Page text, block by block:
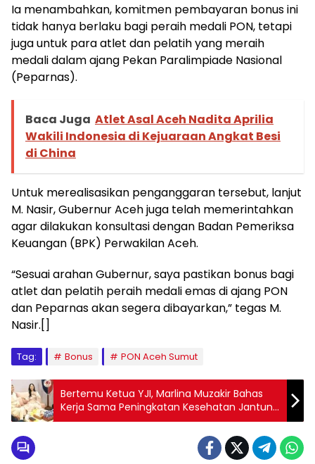
Ia menambahkan, komitmen pembayaran bonus ini
tidak hanya berlaku bagi peraih medali PON, tetapi
juga untuk para atlet dan pelatih yang meraih
medali dalam ajang Pekan Paralimpiade Nasional
(Peparnas).
Baca Juga Atlet Asal Aceh Nadita Aprilia
Wakili Indonesia di Kejuaraan Angkat Besi
di China
Untuk merealisasikan penganggaran tersebut, lanjut
M. Nasir, Gubernur Aceh juga telah memerintahkan
agar dilakukan konsultasi dengan Badan Pemeriksa
Keuangan (BPK) Perwakilan Aceh.
“Sesuai arahan Gubernur, saya pastikan bonus bagi
atlet dan pelatih peraih medali emas di ajang PON
dan Peparnas akan segera dibayarkan,” tegas M.
Nasir.[]
Tag: Bonus PON Aceh Sumut
Bertemu Ketua YJI, Marlina Muzakir Bahas
Kerja Sama Peningkatan Kesehatan Jantung
Bagi Remaja dan Perempuan